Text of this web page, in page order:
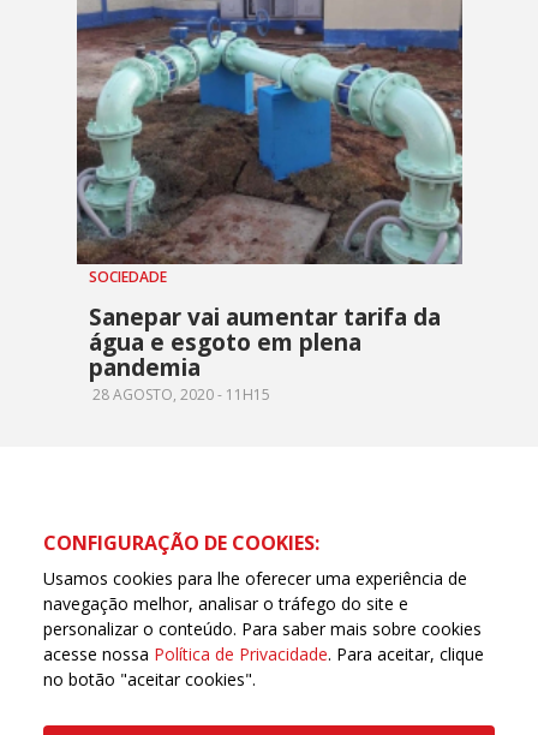
SOCIEDADE
Sanepar vai aumentar tarifa da
água e esgoto em plena
pandemia
28 AGOSTO, 2020 - 11H15
CONFIGURAÇÃO DE COOKIES:
Usamos cookies para lhe oferecer uma experiência de
navegação melhor, analisar o tráfego do site e
personalizar o conteúdo. Para saber mais sobre cookies
acesse nossa Política de Privacidade. Para aceitar, clique
no botão "aceitar cookies".